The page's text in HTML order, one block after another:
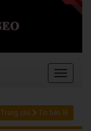
Trang chủ Tin bên lề